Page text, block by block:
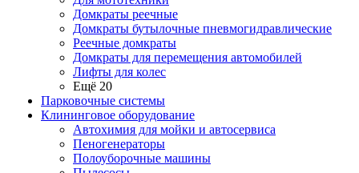
Домкраты реечные
Домкраты бутылочные пневмогидравлические
Реечные домкраты
Домкраты для перемещения автомобилей
Лифты для колес
Ещё 20
Парковочные системы
Клининговое оборудование
Автохимия для мойки и автосервиса
Пеногенераторы
Полоуборочные машины